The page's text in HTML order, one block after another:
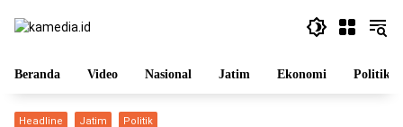
Beranda Video Nasional Jatim Ekonomi Politik
Headline Jatim Politik